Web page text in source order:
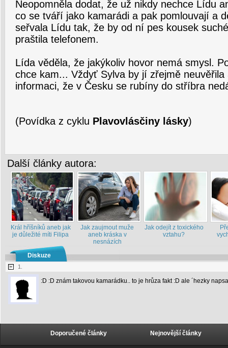
Neopomněla dodat, že už nikdy nechce Lídu
co se tváří jako kamarádi a pak pomlouvají a
seřvala Lídu tak, že by od ní pes kousek
praštila telefonem.
Lída věděla, že jakýkoliv hovor nemá smysl.
chce kam... Vždyť Sylva by jí zřejmě neuvěřila
informaci, že v Česku se rubíny do stříbra
(Povídka z cyklu Plavovlásčiny lásky)
Další články autora:
Král hříšníků aneb jak
je důležité míti Filipa
Jak zaujmout muže
aneb kráska v
nesnázích
Jak odejít z toxického
vztahu?
Diskuze
1.
:D :D znám takovou kamarádku.. to je hrůza fakt :D ale ´hezky
Doporučené články Nejnovější články